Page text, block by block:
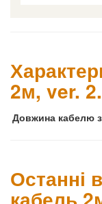
2м, ver.
Довжина кабелю
Останні